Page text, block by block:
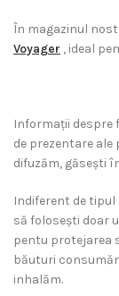
În magazinul
Voyager , ideal
Informații despre
de prezentare
difuzăm, găsești
Indiferent de
să folosești doar
pentu protejarea
băuturi
inhalăm.